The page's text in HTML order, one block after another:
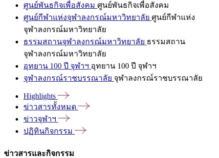
ศูนย์พันธกิจเพื่อสังคม ศูนย์พันธกิจเพื่อสังคม
ศูนย์กีฬาแห่งจุฬาลงกรณ์มหาวิทยาลัย ศูนย์กีฬาแห่ง
จุฬาลงกรณ์มหาวิทยาลัย
ธรรมสถานจุฬาลงกรณ์มหาวิทยาลัย ธรรมสถาน
จุฬาลงกรณ์มหาวิทยาลัย
อุทยาน 100 ปี จุฬาฯ อุทยาน 100 ปี จุฬาฯ
จุฬาลงกรณ์ราชบรรณาลัย จุฬาลงกรณ์ราชบรรณาลัย
Highlights
ข่าวสารทั้งหมด
ข่าวจุฬาฯ
ปฏิทินกิจกรรม
ข่าวสารและกิจกรรม